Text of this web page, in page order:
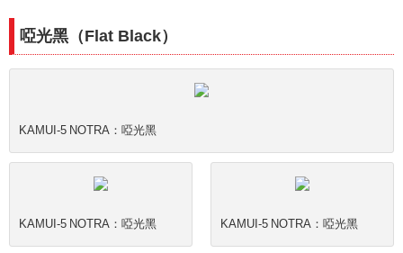
啞光黑（Flat Black）
KAMUI-5 NOTRA：啞光黑
KAMUI-5 NOTRA：啞光黑 KAMUI-5 NOTRA：啞光黑